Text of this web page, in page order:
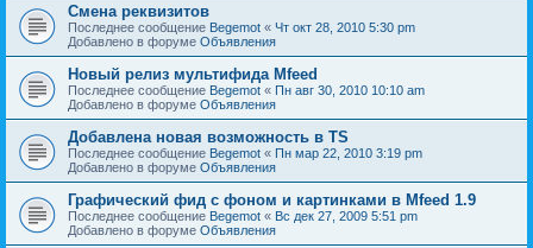
Смена реквизитов
Последнее сообщение Begemot « Чт окт 28, 2010 5:30 pm
Добавлено в форуме Объявления
Новый релиз мультифида Mfeed
Последнее сообщение Begemot « Пн авг 30, 2010 10:10 am
Добавлено в форуме Объявления
Добавлена новая возможность в TS
Последнее сообщение Begemot « Пн мар 22, 2010 3:19 pm
Добавлено в форуме Объявления
Графический фид с фоном и картинками в Mfeed 1.9
Последнее сообщение Begemot « Вс дек 27, 2009 5:51 pm
Добавлено в форуме Объявления